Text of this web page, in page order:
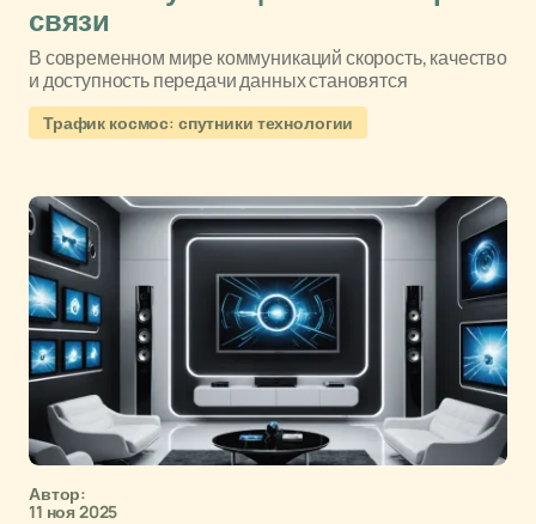
связи
В современном мире коммуникаций скорость, качество
и доступность передачи данных становятся
Трафик космос: спутники технологии
Автор:
11 ноя 2025